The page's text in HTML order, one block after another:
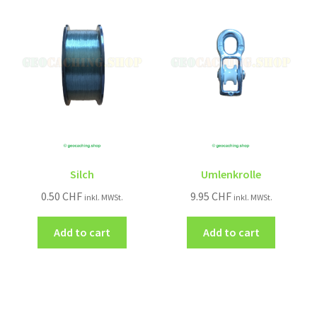
Silch
0.50CHF inkl. MWSt.
Add to cart
Umlenkrolle
9.95 CHF inkl. MWSt.
Add to cart